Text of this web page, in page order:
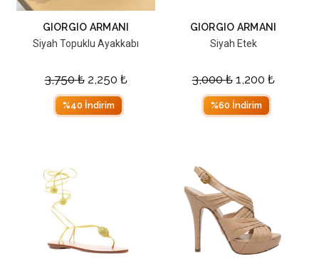
GIORGIO ARMANI
Siyah Topuklu Ayakkabı
3,750₺ 2,250 ₺
%40 İndirim
GIORGIO ARMANI
Siyah Etek
3,000₺ 1,200 ₺
%60 İndirim